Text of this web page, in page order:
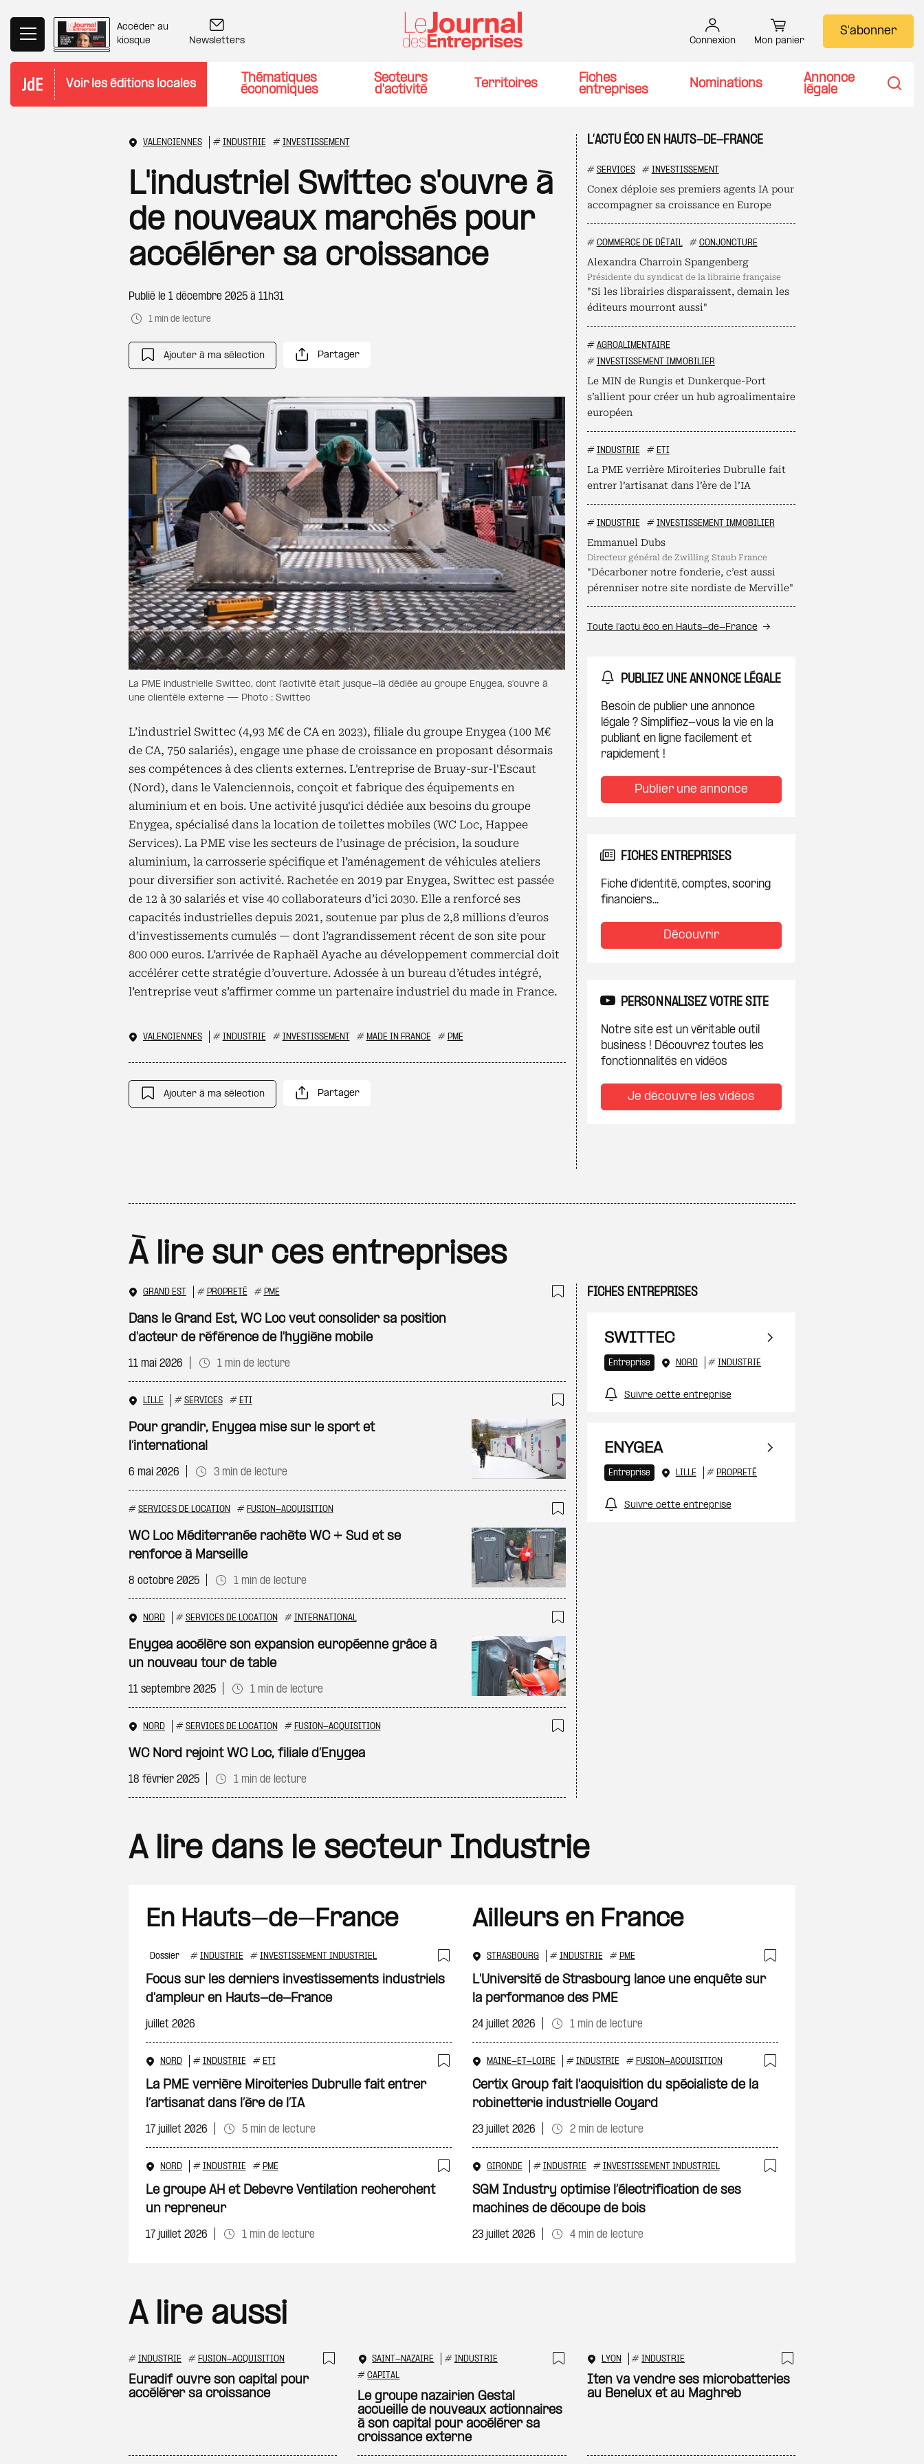
Accéder au
kiosque
Newsletters Connexion Mon panier
S'abonner
Voir les éditions locales
Thématiques
économiques
Secteurs
d'activité
Territoires
Fiches
entreprises
Nominations
Annonce
légale
VALENCIENNES # INDUSTRIE # INVESTISSEMENT
L'industriel Swittec s'ouvre à
de nouveaux marchés pour
accélérer sa croissance
Publié le 1 décembre 2025 à 11h31
1 min de lecture
Ajouter à ma sélection Partager
La PME industrielle Swittec, dont l'activité était jusque-là dédiée au groupe Enygea, s'ouvre à
une clientèle externe — Photo : Swittec
L’industriel Swittec (4,93 M€ de CA en 2023), filiale du groupe Enygea (100 M€
de CA, 750 salariés), engage une phase de croissance en proposant désormais
ses compétences à des clients externes. L'entreprise de Bruay-sur-l'Escaut
(Nord), dans le Valenciennois, conçoit et fabrique des équipements en
aluminium et en bois. Une activité jusqu'ici dédiée aux besoins du groupe
Enygea, spécialisé dans la location de toilettes mobiles (WC Loc, Happee
Services). La PME vise les secteurs de l’usinage de précision, la soudure
aluminium, la carrosserie spécifique et l’aménagement de véhicules ateliers
pour diversifier son activité. Rachetée en 2019 par Enygea, Swittec est passée
de 12 à 30 salariés et vise 40 collaborateurs d’ici 2030. Elle a renforcé ses
capacités industrielles depuis 2021, soutenue par plus de 2,8 millions d’euros
d’investissements cumulés — dont l’agrandissement récent de son site pour
800 000 euros. L’arrivée de Raphaël Ayache au développement commercial doit
accélérer cette stratégie d’ouverture. Adossée à un bureau d’études intégré,
l’entreprise veut s’affirmer comme un partenaire industriel du made in France.
VALENCIENNES # INDUSTRIE # INVESTISSEMENT # MADE IN FRANCE # PME
Ajouter à ma sélection Partager
L’ACTU ÉCO EN HAUTS-DE-FRANCE
# SERVICES # INVESTISSEMENT
Conex déploie ses premiers agents IA pour
accompagner sa croissance en Europe
# COMMERCE DE DÉTAIL # CONJONCTURE
Alexandra Charroin Spangenberg
présidente du syndicat de la librairie française
"Si les librairies disparaissent, demain les
éditeurs mourront aussi"
# AGROALIMENTAIRE
# INVESTISSEMENT IMMOBILIER
Le MIN de Rungis et Dunkerque-Port
s’allient pour créer un hub agroalimentaire
européen
# INDUSTRIE # ETI
La PME verrière Miroiteries Dubrulle fait
entrer l’artisanat dans l’ère de l’IA
# INDUSTRIE # INVESTISSEMENT IMMOBILIER
Emmanuel Dubs
directeur général de Zwilling Staub France
"Décarboner notre fonderie, c’est aussi
pérenniser notre site nordiste de Merville"
Toute l’actu éco en Hauts-de-France
PUBLIEZ UNE ANNONCE LÉGALE
Besoin de publier une annonce
légale ? Simplifiez-vous la vie en la
publiant en ligne facilement et
rapidement !
Publier une annonce
FICHES ENTREPRISES
Fiche d'identité, comptes, scoring
financiers...
Découvrir
PERSONNALISEZ VOTRE SITE
Notre site est un véritable outil
business ! Découvrez toutes les
fonctionnalités en vidéos
Je découvre les vidéos
À lire sur ces entreprises
GRAND EST # PROPRETÉ # PME
Ajouter à ma sélection
Dans le Grand Est, WC Loc veut consolider sa position
d'acteur de référence de l'hygiène mobile
11 mai 2026 1 min de lecture
LILLE # SERVICES # ETI
Ajouter à ma sélection
Pour grandir, Enygea mise sur le sport et
l’international
6 mai 2026 3 min de lecture
# SERVICES DE LOCATION # FUSION-ACQUISITION
Ajouter à ma sélection
WC Loc Méditerranée rachète WC + Sud et se
renforce à Marseille
8 octobre 2025 1 min de lecture
NORD # SERVICES DE LOCATION # INTERNATIONAL
Ajouter à ma sélection
Enygea accélère son expansion européenne grâce à
un nouveau tour de table
11 septembre 2025 1 min de lecture
NORD # SERVICES DE LOCATION # FUSION-ACQUISITION
Ajouter à ma sélection
WC Nord rejoint WC Loc, filiale d’Enygea
18 février 2025 1 min de lecture
FICHES ENTREPRISES
SWITTEC
Entreprise NORD #INDUSTRIE
Suivre cette entreprise
ENYGEA
Entreprise LILLE #PROPRETÉ
Suivre cette entreprise
A lire dans le secteur Industrie
En Hauts-de-France
Dossier # INDUSTRIE # INVESTISSEMENT INDUSTRIEL
Ajouter à ma sélection
Focus sur les derniers investissements industriels
d'ampleur en Hauts-de-France
juillet 2026
NORD # INDUSTRIE # ETI
Ajouter à ma sélection
La PME verrière Miroiteries Dubrulle fait entrer
l’artisanat dans l’ère de l’IA
17 juillet 2026 5 min de lecture
NORD # INDUSTRIE # PME
Ajouter à ma sélection
Le groupe AH et Debevre Ventilation recherchent
un repreneur
17 juillet 2026 1 min de lecture
Ailleurs en France
STRASBOURG # INDUSTRIE # PME
Ajouter à ma
L'Université de Strasbourg lance une enquête sur
la performance des PME
24 juillet 2026 1 min de lecture
MAINE-ET-LOIRE # INDUSTRIE # FUSION-ACQUISITION
Certix Group fait l'acquisition du spécialiste de la
robinetterie industrielle Coyard
23 juillet 2026 2 min de lecture
GIRONDE # INDUSTRIE # INVESTISSEMENT INDUSTRIEL
SGM Industry optimise l’électrification de ses
machines de découpe de bois
23 juillet 2026 4 min de lecture
A lire aussi
# INDUSTRIE # FUSION-ACQUISITION
Ajouter à ma sélection
Euradif ouvre son capital pour
accélérer sa croissance
SAINT-NAZAIRE # INDUSTRIE
#CAPITAL Ajouter à ma sélection
Le groupe nazairien Gestal
accueille de nouveaux actionnaires
à son capital pour accélérer sa
croissance externe
LYON #INDUSTRIE
Ajouter à ma
Iten va vendre ses microbatteries
au Benelux et au Maghreb